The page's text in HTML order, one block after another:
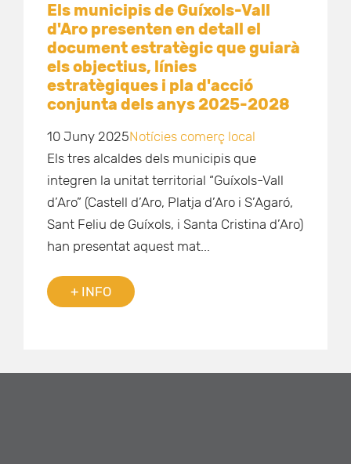
Els municipis de Guíxols-Vall
d'Aro presenten en detall el
document estratègic que guiarà
els objectius, línies
estratègiques i pla d'acció
conjunta dels anys 2025-2028
10 Juny 2025Notícies comerç local
Els tres alcaldes dels municipis que
integren la unitat territorial “Guíxols-Vall
d’Aro” (Castell d’Aro, Platja d’Aro i S’Agaró,
Sant Feliu de Guíxols, i Santa Cristina d’Aro)
han presentat aquest mat...
+ INFO